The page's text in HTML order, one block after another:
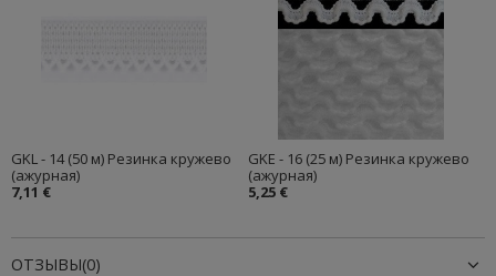
GKL - 14 (50 м) Резинка кружево
(ажурная)
7,11 €
GKE - 16 (25 м) Резинка кружево
(ажурная)
5,25 €
ОТЗЫВЫ(0)